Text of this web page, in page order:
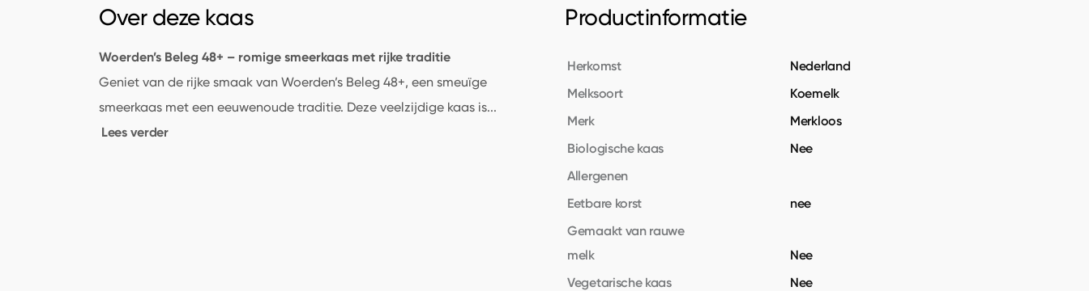
Productinformatie
Herkomst
Nederland
Melksoort
Koemelk
Merk
Merkloos
Biologische kaas
Nee
Allergenen
Eetbare korst
nee
Gemaakt van rauwe
melk
Nee
Vegetarische kaas
Nee
Over deze kaas
Woerden’s Beleg 48+ – romige smeerkaas met rijke traditie
Geniet van de rijke smaak van Woerden’s Beleg 48+, een smeuïge
smeerkaas met een eeuwenoude traditie. Deze veelzijdige kaas is...
Lees verder